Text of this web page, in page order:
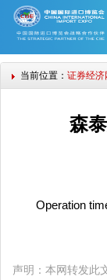
当前位置： 证券经济
森
Operation
声明：本网转发此